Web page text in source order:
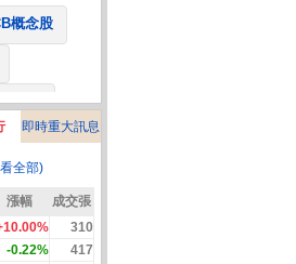
概念股
念股
骨文概念股
即時重大訊息
全部)
漲幅
成交張
310
-0.22%
417